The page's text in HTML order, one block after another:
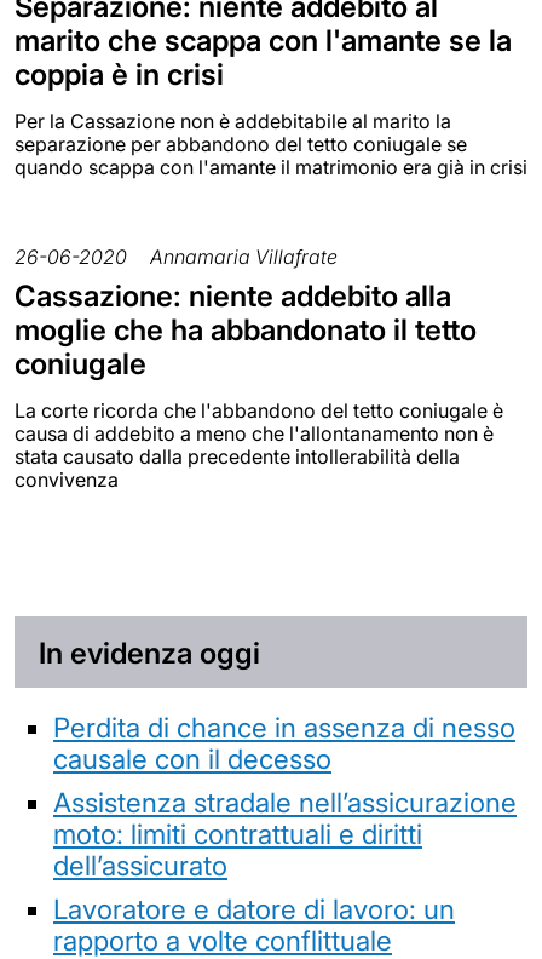
marito che scappa con l'amante se la
coppia è in crisi
Per la Cassazione non è addebitabile al marito la
separazione per abbandono del tetto coniugale se
quando scappa con l'amante il matrimonio era già in crisi
26-06-2020 Annamaria Villafrate
Cassazione: niente addebito alla
moglie che ha abbandonato il tetto
coniugale
La corte ricorda che l'abbandono del tetto coniugale è
causa di addebito a meno che l'allontanamento non è
stata causato dalla precedente intollerabilità della
convivenza
In evidenza oggi
Perdita di chance in assenza di nesso
causale con il decesso
Assistenza stradale nell’assicurazione
moto: limiti contrattuali e diritti
dell’assicurato
Lavoratore e datore di lavoro: un
rapporto a volte conflittuale